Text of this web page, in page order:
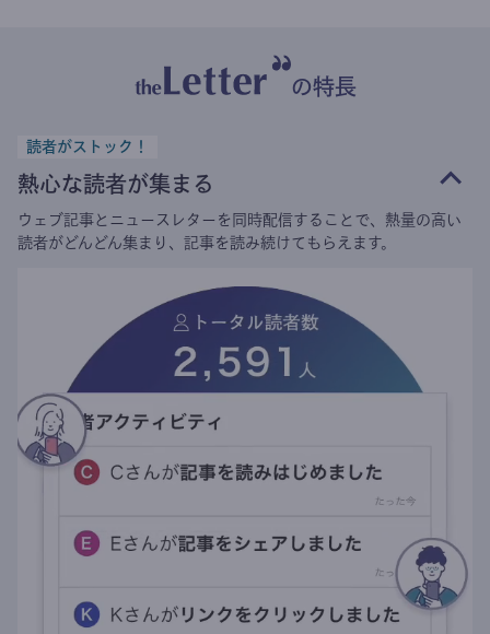
の特長
読者がストック！
熱心な読者が集まる
ウェブ記事とニュースレターを同時配信することで、熱量の高い
読者がどんどん集まり、記事を読み続けてもらえます。